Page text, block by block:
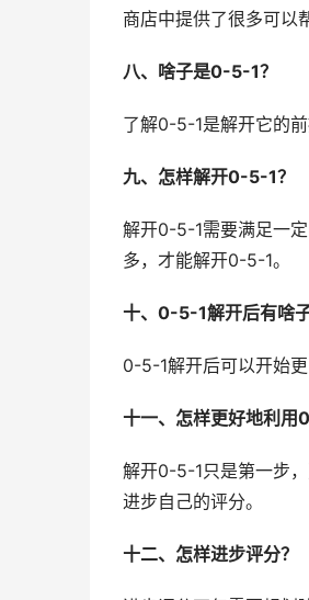
商店中提供了很多可以
八、啥子是0-5-1？
了解0-5-1是解开它的
九、怎样解开0-5-1？
解开0-5-1需要满足一
多，才能解开0-5-1。
十、0-5-1解开后有啥子
0-5-1解开后可以开始
十一、怎样更好地利用
解开0-5-1只是第一步
进步自己的评分。
十二、怎样进步评分？